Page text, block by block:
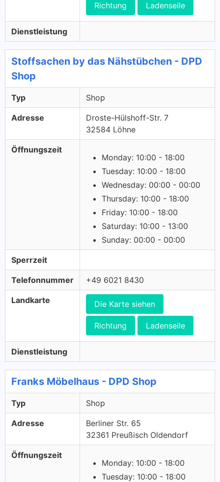
Richtung Ladenseile
Dienstleistung
Stoffsachen by das Nähstübchen - DPD
Shop
Typ Shop
Adresse
Droste-Hülshoff-Str. 7
32584 Löhne
Öffnungszeit
Monday: 10:00 - 18:00
Tuesday: 10:00 - 18:00
Wednesday: 00:00 - 00:00
Thursday: 10:00 - 18:00
Friday: 10:00 - 18:00
Saturday: 10:00 - 13:00
Sunday: 00:00 - 00:00
Sperrzeit
Telefonnummer +49 6021 8430
Landkarte Die Karte siehen
Richtung Ladenseile
Dienstleistung
Franks Möbelhaus - DPD Shop
Typ Shop
Adresse
Berliner Str. 65
32361 Preußisch Oldendorf
Öffnungszeit
Monday: 10:00 - 18:00
Tuesday: 10:00 - 18:00